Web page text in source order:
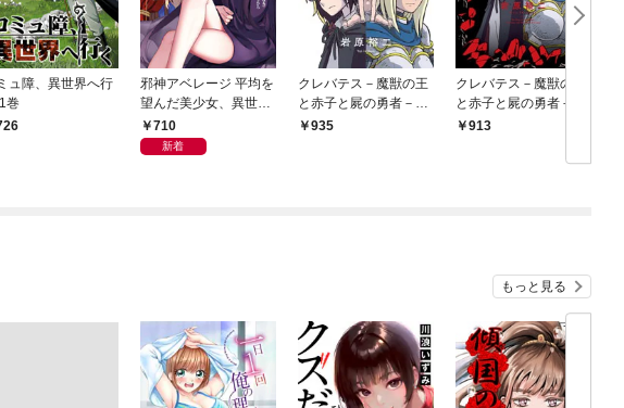
ュ障、異世界へ行
巻
邪神アベレージ 平均を
望んだ美少女、異世界
で平均的な邪神となる
1巻
710
新着
クレバテス－魔獣の王
と赤子と屍の勇者－
【フルカラー版】 1巻
935
クレバテス－魔獣の王
と赤子と屍の勇者－ 1
巻913
もっと見る